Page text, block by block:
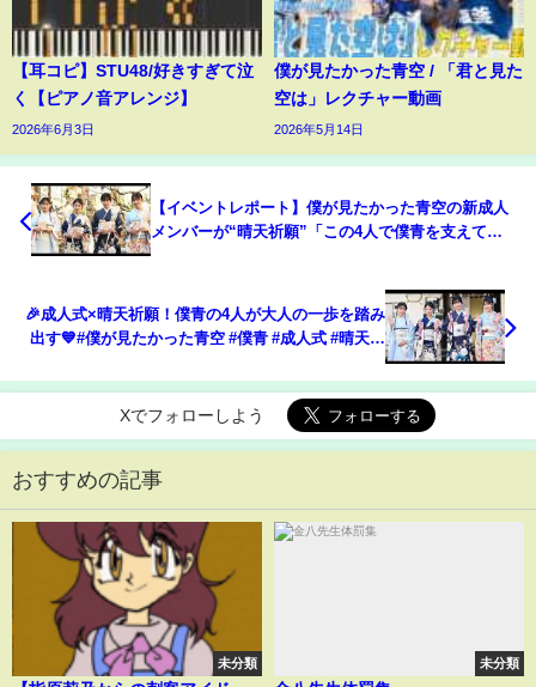
【耳コピ】STU48/好きすぎて泣
く【ピアノ音アレンジ】
2026年6月3日
僕が見たかった青空 / 「君と見た
空は」レクチャー動画
2026年5月14日
【イベントレポート】僕が見たかった青空の新成人
メンバーが“晴天祈願”「この4人で僕青を支えてい
🎉成人式×晴天祈願！僕青の4人が大人の一歩を踏み
出す💙#僕が見たかった青空 #僕青 #成人式 #晴天祈
Xでフォローしよう
おすすめの記事
未分類 未分類